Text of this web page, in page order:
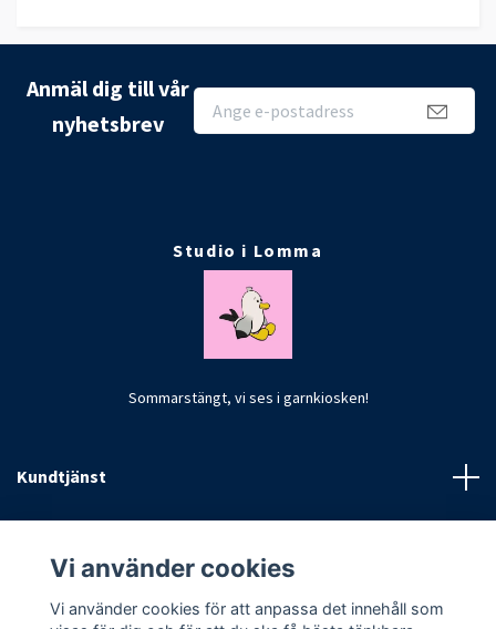
Anmäl dig till vår
nyhetsbrev
Studio i Lomma
Sommarstängt, vi ses i garnkiosken!
Kundtjänst
Vi använder cookies
Vi använder cookies för att anpassa det innehåll som